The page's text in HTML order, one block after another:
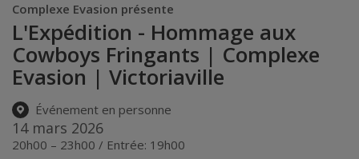
Complexe Evasion présente
L'Expédition - Hommage aux
Cowboys Fringants | Complexe
Evasion | Victoriaville
Événement en personne
14 mars 2026
20h00 – 23h00 / Entrée: 19h00